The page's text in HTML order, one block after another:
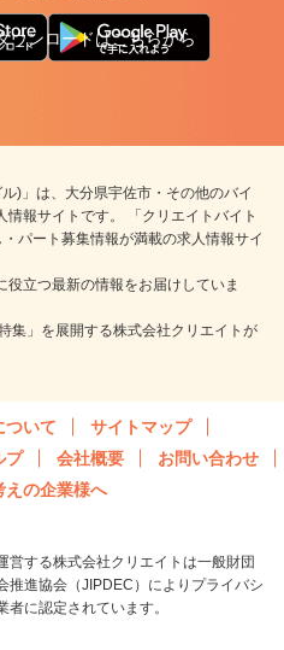
ウンロードはこちらから
)」は、大分県宇佐市・その他のバイ
情報サイトです。 「クリエイトバイト
パート募集情報が満載の求人情報サイ
立つ最新の情報をお届けしていま
集」を展開する株式会社クリエイトが
ついて
サイトマップ
プ 会社概要
お問い合わせ
えの企業様へ
営する株式会社クリエイトは一般財団
推進協会（JIPDEC）によりプライバシ
者に認定されています。